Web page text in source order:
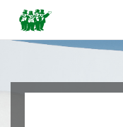
content